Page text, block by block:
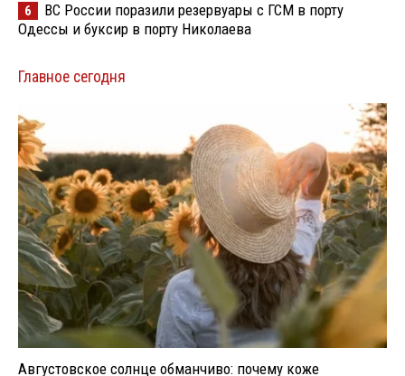
6
ВС России поразили резервуары с ГСМ в порту
Одессы и буксир в порту Николаева
Главное сегодня
Августовское солнце обманчиво: почему коже